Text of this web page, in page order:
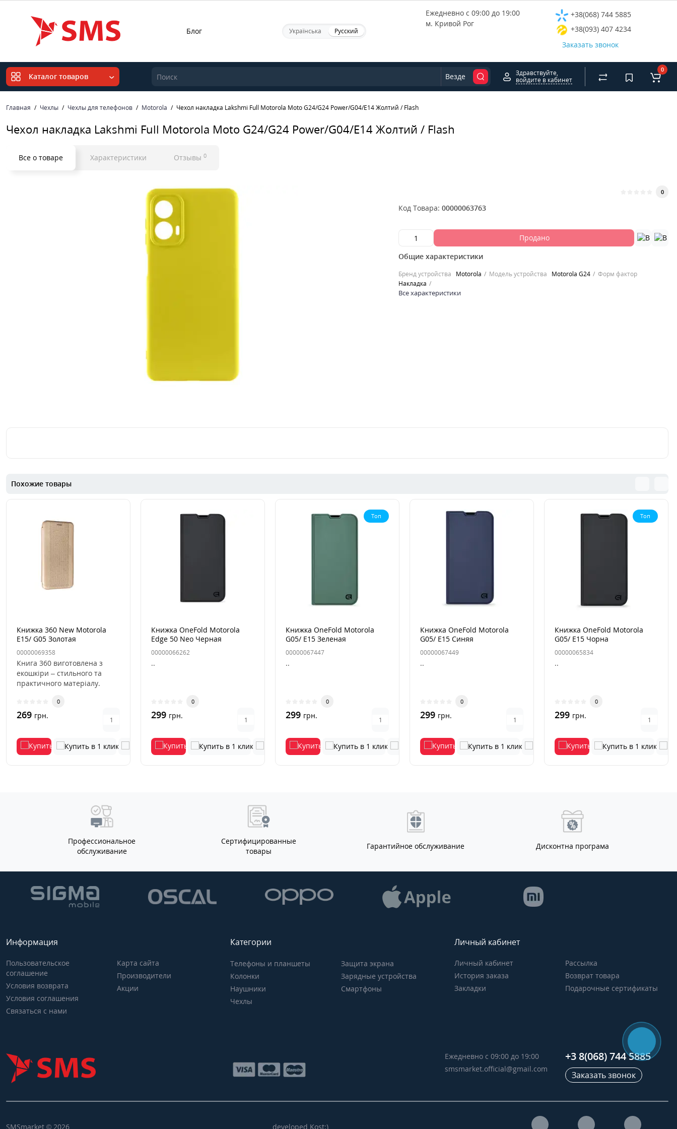
Блог Українська Русский
Ежедневно с 09:00 до 19:00
м. Кривой Рог
+38(068) 744 5885
+38(093) 407 4234
Заказать звонок
Каталог товаров Везде
Здравствуйте,
войдите в кабинет
0
Главная Чехлы Чехлы для телефонов Motorola Чехол накладка Lakshmi Full Motorola Moto G24/G24 Power/G04/E14 Жолтий / Flash
Чехол накладка Lakshmi Full Motorola Moto G24/G24 Power/G04/E14 Жолтий / Flash
Все о товаре Характеристики Отзывы 0
0
Код Товара: 00000063763
Продано
Общие характеристики
Бренд устройства Motorola Модель устройства Motorola G24
Форм фактор
Накладка
Все характеристики
Похожие товары
Книжка 360 New Motorola
E15/ G05 Золотая
00000069358
Книга 360 виготовлена з
екошкіри – стильного та
практичного матеріалу.
0
269 грн.
Книжка OneFold Motorola
Edge 50 Neo Черная
00000066262
..
0
299 грн.
Топ
Книжка OneFold Motorola
G05/ E15 Зеленая
00000067447
..
0
299 грн.
Книжка OneFold Motorola
G05/ E15 Синяя
00000067449
..
0
299 грн.
Топ
Книжка OneFold Motorola
G05/ E15 Чорна
00000065834
..
0
299 грн.
Профессиональное
обслуживание
Сертифицированные
товары
Гарантийное обслуживание Дисконтна програма
Информация
Пользовательское
соглашение
Условия возврата
Условия соглашения
Связаться с нами
Карта сайта
Производители
Акции
Категории
Телефоны и планшеты
Колонки
Наушники
Чехлы
Защита экрана
Зарядные устройства
Смартфоны
Личный кабинет
Личный кабинет
История заказа
Закладки
Рассылка
Возврат товара
Подарочные сертификаты
Ежедневно с 09:00 до 19:00
smsmarket.official@gmail.com
+3 8(068) 744 5885
Заказать звонок
SMSmarket © 2026 developed Kost:)